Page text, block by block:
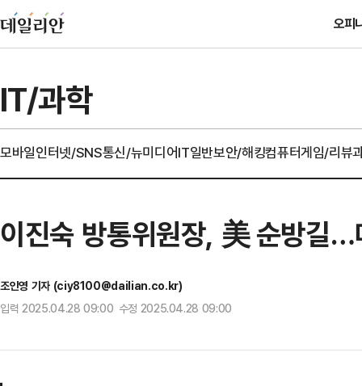
오피
IT/과학
모바일인터넷/SNS통신/뉴미디어IT일반보안/해킹컴퓨터게임/리뷰
이진숙 방통위원장, 美 순방길…
조인영 기자 (ciy8100@dailian.co.kr)
입력 2025.04.28 09:00 수정 2025.04.28 09:00